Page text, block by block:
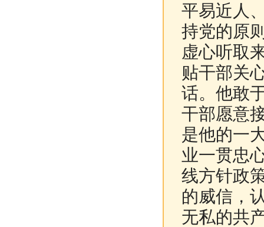
平易近人
持党的原
虚心听取
贴干部关
话。他敢
干部愿意
是他的一
业一贯忠
线方针政
的威信，
无私的共